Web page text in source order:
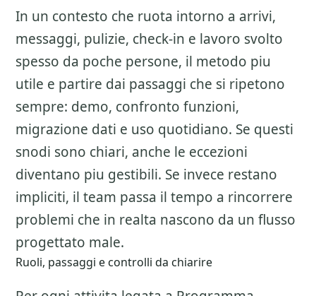
In un contesto che ruota intorno a arrivi,
messaggi, pulizie, check-in e lavoro svolto
spesso da poche persone, il metodo piu
utile e partire dai passaggi che si ripetono
sempre: demo, confronto funzioni,
migrazione dati e uso quotidiano. Se questi
snodi sono chiari, anche le eccezioni
diventano piu gestibili. Se invece restano
impliciti, il team passa il tempo a rincorrere
problemi che in realta nascono da un flusso
progettato male.
Ruoli, passaggi e controlli da chiarire